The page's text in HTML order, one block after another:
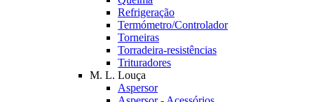
Refrigeração
Termómetro/Controlador
Torneiras
Torradeira-resistências
Trituradores
M. L. Louça
Aspersor